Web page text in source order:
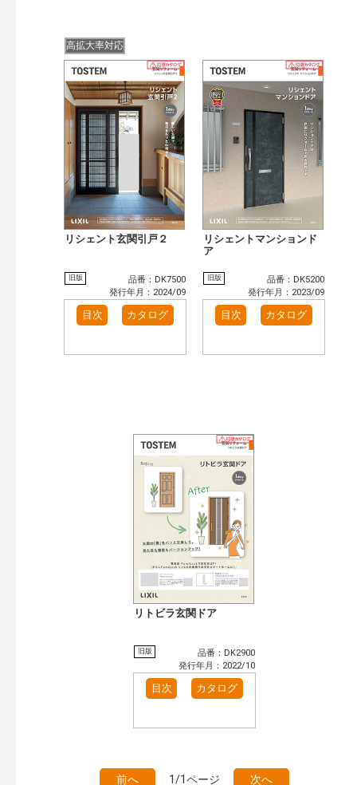
高拡大率対応
リシェント玄関引戸２
旧版
品番：DK7500
発行年月：2024/09
目次 カタログ
リシェントマンションド
ア
旧版
品番：DK5200
発行年月：2023/09
目次 カタログ
リトビラ玄関ドア
旧版
品番：DK2900
発行年月：2022/10
目次 カタログ
前へ 1/1ページ 次へ